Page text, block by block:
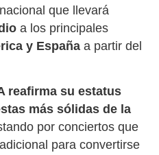
que llevará
a los principales
y España a partir del
reafirma su estatus
más sólidas de la
por conciertos que
para convertirse